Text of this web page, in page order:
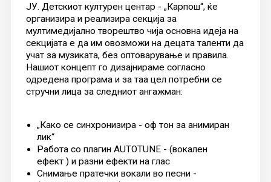
ЈУ. Детскиот културен центар - „Карпош“, ќе
организира и реализира секција за
мултимедијално творештво чија основна идеја на
секцијата е да им овозможи на децата таленти да
учат за музиката, без оптоварување и правила.
Нашиот концепт го дизајнираме согласно
одредена програма и за таа цел потребни се
стручни лица за следниот ангажман:
„Како се синхронизира - оф тон за анимиран
лик“
Рaбота со плагин AUTOTUNE - (вокален
ефект ) и разни ефекти на глас
Снимање пратечки вокали во песни -